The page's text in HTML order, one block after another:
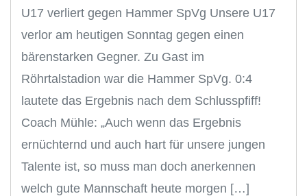
U17 verliert gegen Hammer SpVg Unsere U17
verlor am heutigen Sonntag gegen einen
bärenstarken Gegner. Zu Gast im
Röhrtalstadion war die Hammer SpVg. 0:4
lautete das Ergebnis nach dem Schlusspfiff!
Coach Mühle: „Auch wenn das Ergebnis
ernüchternd und auch hart für unsere jungen
Talente ist, so muss man doch anerkennen
welch gute Mannschaft heute morgen […]